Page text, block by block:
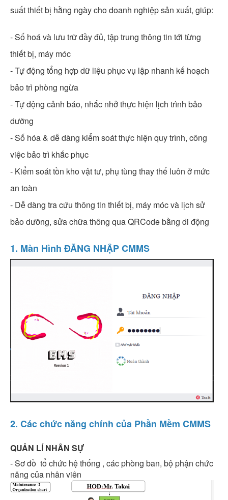
suất thiết bị hằng ngày cho doanh nghiệp sản xuất, giúp:
- Số hoá và lưu trữ đầy đủ, tập trung thông tin tới từng
thiết bị, máy móc
- Tự động tổng hợp dữ liệu phục vụ lập nhanh kế hoạch
bảo trì phòng ngừa
- Tự động cảnh báo, nhắc nhở thực hiện lịch trình bảo
dưỡng
- Số hóa & dễ dàng kiểm soát thực hiện quy trình, công
việc bảo trì khắc phục
- Kiểm soát tồn kho vật tư, phụ tùng thay thế luôn ở mức
an toàn
- Dễ dàng tra cứu thông tin thiết bị, máy móc và lịch sử
bảo dưỡng, sửa chữa thông qua QRCode bằng di động
1. Màn Hình ĐĂNG NHẬP CMMS
2. Các chức năng chính của Phần Mềm CMMS
QUẢN LÍ NHÂN SỰ
- Sơ đồ tổ chức hệ thống , các phòng ban, bộ phận chức
năng của nhân viên